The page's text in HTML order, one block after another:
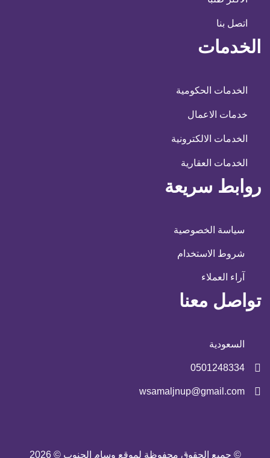
اتصل بنا
الخدمات
الخدمات الحكومية
خدمات الاعمال
الخدمات الالكترونية
الخدمات العقارية
روابط سريعة
سياسة الخصوصية
شروط الاستخدام
آراء العملاء
تواصل معنا
السعودية
0501248334
wsamaljnup@gmail.com
© جميع الحقوق محفوظة لموقع وسام الجنوب © 2026